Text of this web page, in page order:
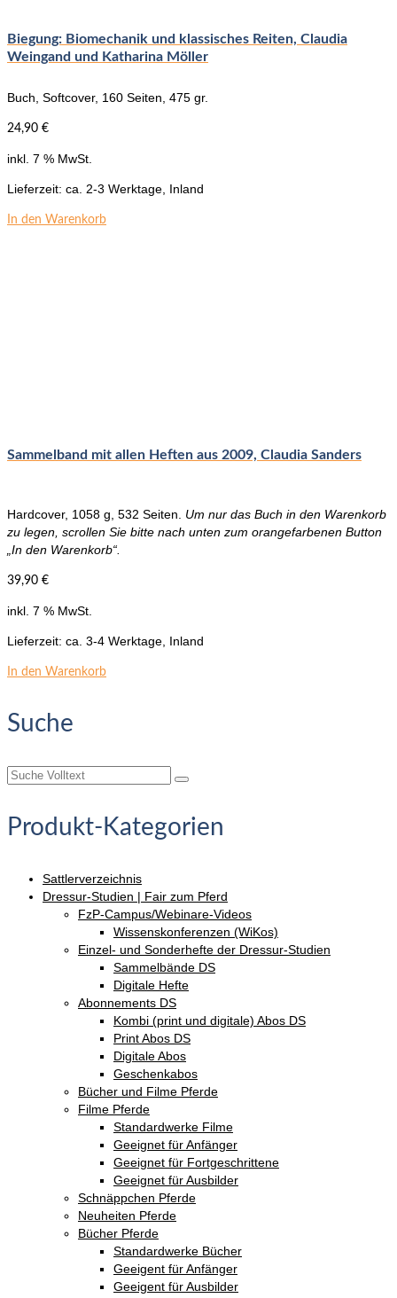
Biegung: Biomechanik und klassisches Reiten, Claudia
Weingand und Katharina Möller
Buch, Softcover, 160 Seiten, 475 gr.
24,90 €
inkl. 7 % MwSt.
Lieferzeit: ca. 2-3 Werktage, Inland
In den Warenkorb
Sammelband mit allen Heften aus 2009, Claudia Sanders
Hardcover, 1058 g, 532 Seiten. Um nur das Buch in den Warenkorb
zu legen, scrollen Sie bitte nach unten zum orangefarbenen Button
„In den Warenkorb“.
39,90 €
inkl. 7 % MwSt.
Lieferzeit: ca. 3-4 Werktage, Inland
In den Warenkorb
Suche
Suche
Produkt-Kategorien
Sattlerverzeichnis
Dressur-Studien | Fair zum Pferd
FzP-Campus/Webinare-Videos
Wissenskonferenzen (WiKos)
Einzel- und Sonderhefte der Dressur-Studien
Sammelbände DS
Digitale Hefte
Abonnements DS
Kombi (print und digitale) Abos DS
Print Abos DS
Digitale Abos
Geschenkabos
Bücher und Filme Pferde
Filme Pferde
Standardwerke Filme
Geeignet für Anfänger
Geeignet für Fortgeschrittene
Geeignet für Ausbilder
Schnäppchen Pferde
Neuheiten Pferde
Bücher Pferde
Standardwerke Bücher
Geeigent für Anfänger
Geeigent für Ausbilder